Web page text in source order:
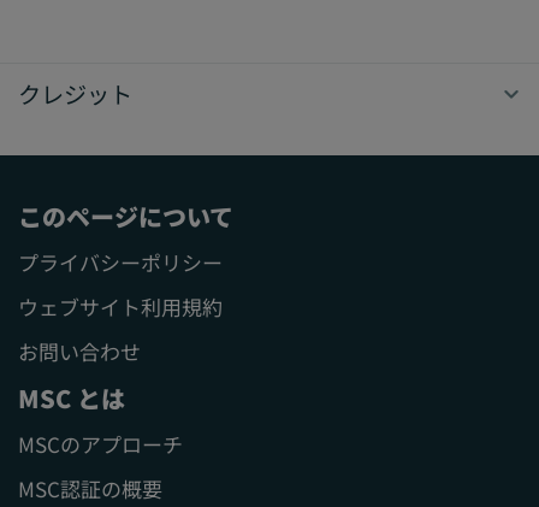
クレジット
このページについて
プライバシーポリシー
ウェブサイト利用規約
お問い合わせ
MSC とは
MSCのアプローチ
MSC認証の概要